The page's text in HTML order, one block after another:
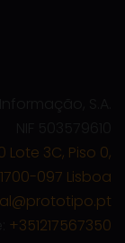
3C, Piso 0,
097 Lisboa
+351217567350